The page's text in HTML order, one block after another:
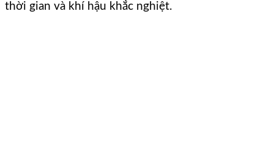
thời gian và khí hậu khắc nghiệt.